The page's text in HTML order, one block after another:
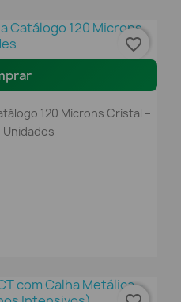
120 Microns Cristal –
Unidades
favorite_border